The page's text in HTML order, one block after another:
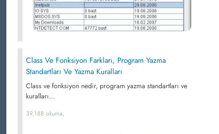
Class Ve Fonksiyon Farkları, Program Yazma
Standartları Ve Yazma Kuralları
Class ve fonksiyon nedir, program yazma standartları ve
kuralları...
39,188 okuma,